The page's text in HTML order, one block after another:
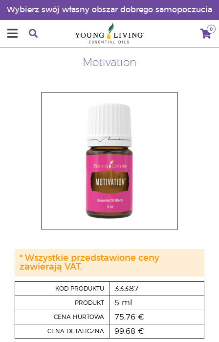
Wybierz swój własny obszar dobrego samopoczucia
0
Motivation
KOD PRODUKTU 33387
PRODUKT 5 ml
CENA HURTOWA 75,76 €
CENA DETALICZNA 99,68 €
* Wszystkie przedstawione ceny
zawierają VAT.